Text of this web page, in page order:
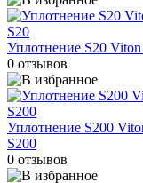
Уплотнение S20
0 отзывов
Уплотнение S200
S200
0 отзывов